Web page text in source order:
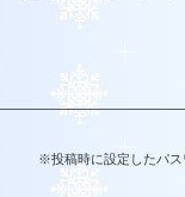
※投稿時に設定したパス